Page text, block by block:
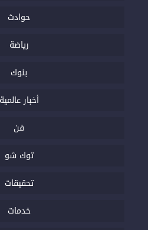
حوادث
رياضة
بنوك
أخبار عالمية
فن
توك شو
تحقيقات
خدمات